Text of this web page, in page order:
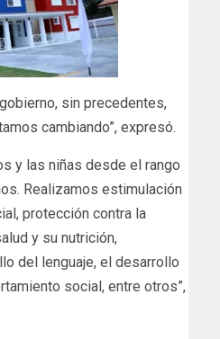
sin precedentes,
cambiando”, expresó.
y las niñas desde el rango
Realizamos estimulación
protección contra la
y su nutrición,
del lenguaje, el desarrollo
social, entre otros”,